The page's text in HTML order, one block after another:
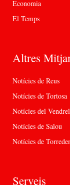
Economia
El Temps
Altres
Notícies de Reus
Notícies de Tortosa
Notícies del
Notícies de Salou
Notícies de
Serveis